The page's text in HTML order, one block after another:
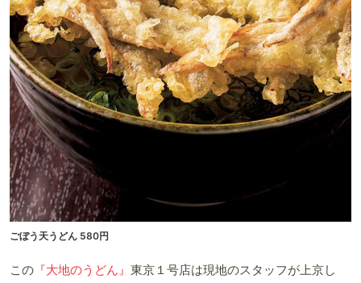
ごぼう天うどん 580円
この 『大地のうどん』 東京１号店は現地のスタッフが上京し